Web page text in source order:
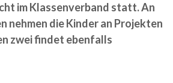
im Klassenverband statt. An
nehmen die Kinder an Projekten
zwei findet ebenfalls